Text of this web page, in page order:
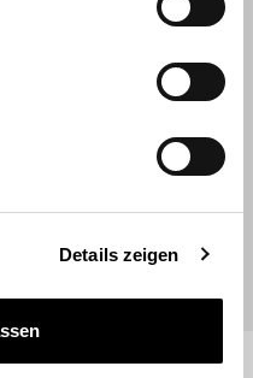
Details zeigen
Sport Plus
schnell und